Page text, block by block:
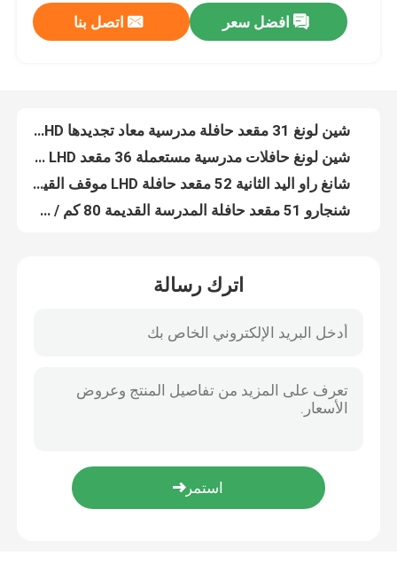
جولة في المعمل
رقابة جودة
حالات
اطلب اقتباس
الحافلة المستعملة
افضل سعر اتصل بنا
شين لونغ 31 مقعد حافلة مدرسية معاد تجديدها LHD حافلة مدرسية مستعملة للبيع
الحافلة الملكية الطويلة ذات المقاعد 32 حافلة مدرسية مستعملة الحافلة الصفراء نوع الوقود الديزل
هايج 49 مقعد حافلة عربية مستعملة ديزل يورو 4 حافلات مستعملة ذات القيادة اليسرى
الحافلة السياحية المستخدمة للديزل 37 مقعد 2 باب LHD Euro 4 مع ناقل نقل يدوي
الحافلة المستخدمة من طراز "الجرثوم الذهبي" 53 مقعداً
اترك رسالة